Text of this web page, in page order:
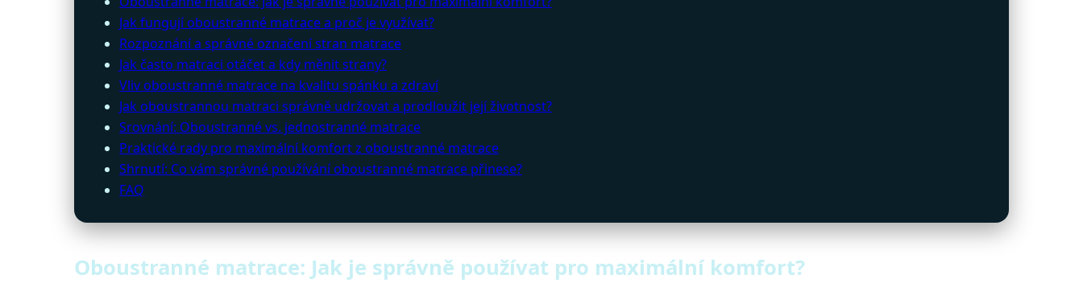
Jak fungují oboustranné matrace a proč je využívat?
Rozpoznání a správné označení stran matrace
Jak často matraci otáčet a kdy měnit strany?
Vliv oboustranné matrace na kvalitu spánku a zdraví
Jak oboustrannou matraci správně udržovat a prodloužit její životnost?
Srovnání: Oboustranné vs. jednostranné matrace
Praktické rady pro maximální komfort z oboustranné matrace
Shrnutí: Co vám správné používání oboustranné matrace přinese?
FAQ
Oboustranné matrace: Jak je správně používat pro maximální komfort?